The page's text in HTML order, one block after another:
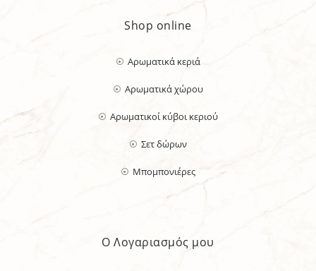
Shop online
Αρωματικά κεριά
Αρωματικά χώρου
Αρωματικοί κύβοι κεριού
Σετ δώρων
Μπομπονιέρες
Ο Λογαριασμός μου